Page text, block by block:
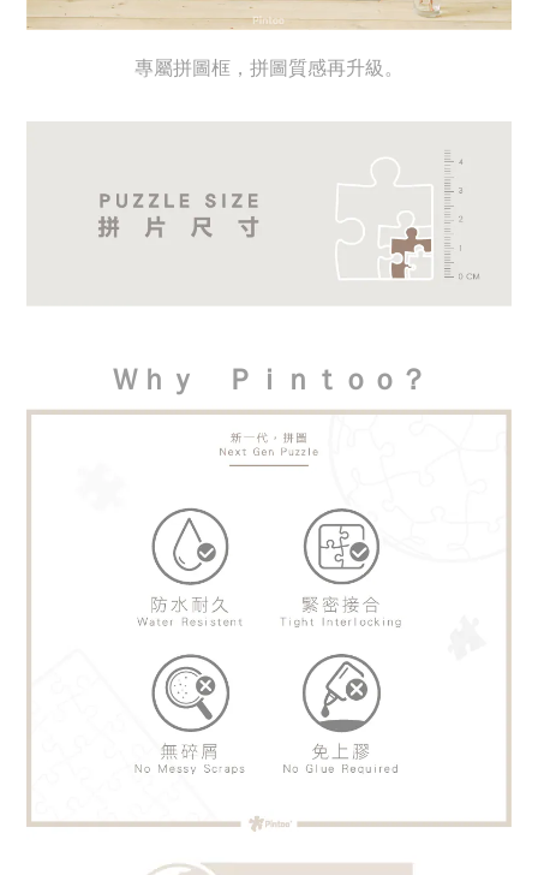
專屬拼圖框，拼圖質感再升級。
Ｗｈｙ　Ｐｉｎｔｏｏ？